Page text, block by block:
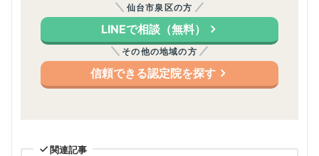
仙台市泉区の方
LINEで相談（無料）
その他の地域の方
信頼できる認定院を探す
関連記事